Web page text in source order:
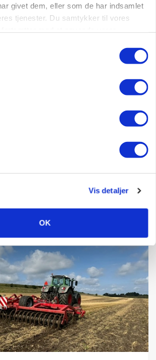
givet dem, eller som de har indsamlet
tjenester. Du samtykker til vores
Vis detaljer
OK
ny gødskningslov: Sådan